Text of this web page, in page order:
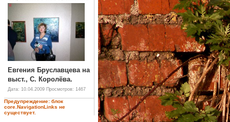
Евгения Бруславцева на
выст., С. Королёва.
Дата: 10.04.2009 Просмотров: 1467
Предупреждение: блок
core.NavigationLinks не
существует.